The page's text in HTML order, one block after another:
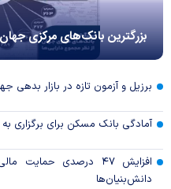
بزرگترین بانک‌های مرکزی
برزیل و آزمون تازه در بازار بدهی
آمادگی بانک مسکن برای برگزاری
افزایش ۴۷ درصدی
دانش‌بنیان‌ها